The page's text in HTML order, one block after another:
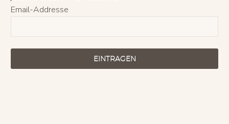
Email-Addresse
EINTRAGEN